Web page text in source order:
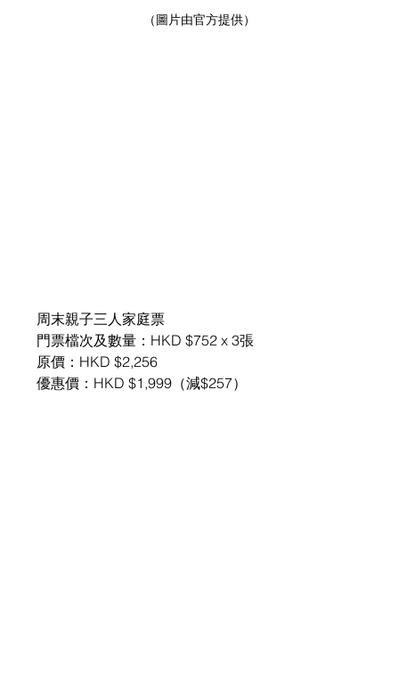
（圖片由官方提供）
周末親子三人家庭票
門票檔次及數量：HKD $752 x 3張
原價：HKD $2,256
優惠價：HKD $1,999（減$257）